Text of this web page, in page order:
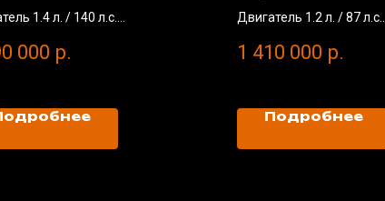
1.4 л. / 140 л.с.
34 000 км
000 р.
Двигатель 1.2 л. / 87 л.с.
Пробег: 26 000 км
1 410 000 р.
Подробнее